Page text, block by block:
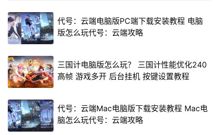
代号：云端电脑版PC端下载安装教程 电脑
版怎么玩代号：云端攻略
三国计电脑版怎么玩？ 三国计性能优化240
高帧 游戏多开 后台挂机 按键设置教程
代号：云端Mac电脑版下载安装教程 Mac电
脑怎么玩代号：云端攻略